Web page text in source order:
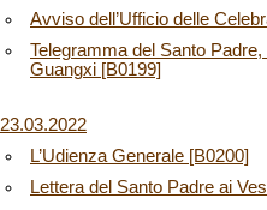
Avviso dell’Ufficio delle
Telegramma del Santo
Guangxi [B0199]
23.03.2022
L’Udienza Generale [B0200]
Lettera del Santo Padre ai